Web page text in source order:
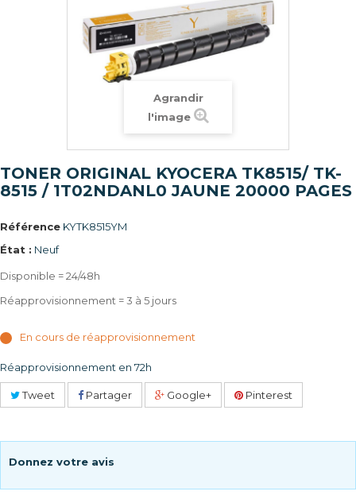
Agrandir
l'image
TONER ORIGINAL KYOCERA TK8515/ TK-
8515 / 1T02NDANL0 JAUNE 20000 PAGES
Référence KYTK8515YM
État : Neuf
Disponible = 24/48h
Réapprovisionnement = 3 à 5 jours
En cours de réapprovisionnement
Réapprovisionnement en 72h
Tweet Partager Google+ Pinterest
Donnez votre avis